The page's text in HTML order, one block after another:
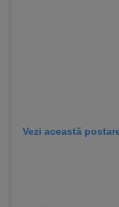
Vezi această